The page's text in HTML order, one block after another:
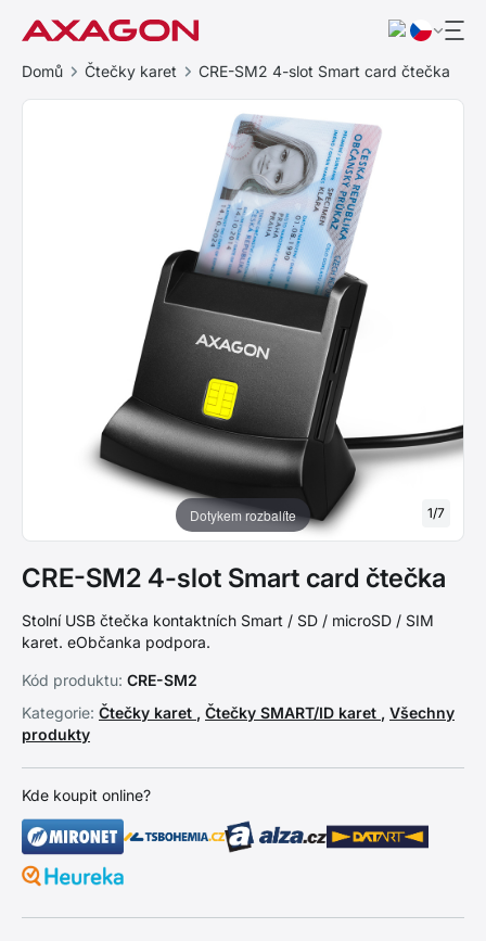
Domů Čtečky karet CRE-SM2 4-slot Smart card čtečka
Dotykem rozbalíte 1/7
CRE-SM2 4-slot Smart card čtečka
Stolní USB čtečka kontaktních Smart / SD / microSD / SIM
karet. eObčanka podpora.
Kód produktu: CRE-SM2
Kategorie: Čtečky karet , Čtečky SMART/ID karet , Všechny
produkty
Kde koupit online?